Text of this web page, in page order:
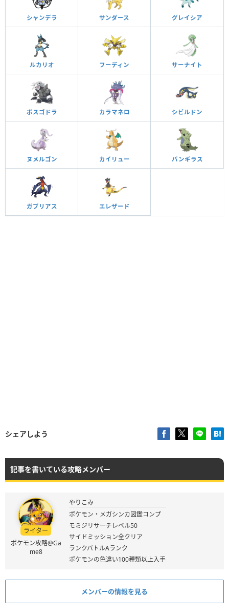
シャンデラ サンダース グレイシア
ルカリオ フーディン サーナイト
ボスゴドラ カラマネロ シビルドン
ヌメルゴン カイリュー バンギラス
ガブリアス エレザード
シェアしよう
記事を書いている攻略メンバー
ライター
ポケモン攻略@Ga
me8
やりこみ
ポケモン・メガシンカ図鑑コンプ
モミジリサーチレベル50
サイドミッション全クリア
ランクバトルAランク
ポケモンの色違い100種類以上入手
メンバーの情報を見る